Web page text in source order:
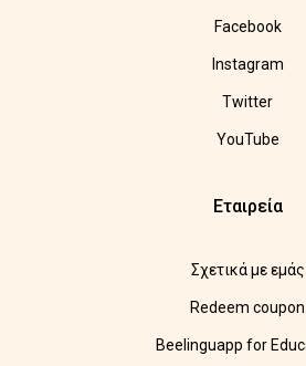
Facebook
Instagram
Twitter
YouTube
Εταιρεία
Σχετικά με εμάς
Redeem coupon
Beelinguapp for